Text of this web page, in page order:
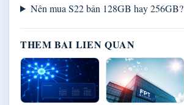
Nên mua S22 bản 128GB hay 256GB?
THEM BAI LIEN QUAN